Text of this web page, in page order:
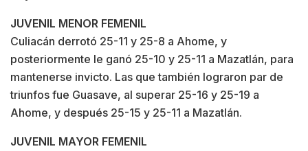
JUVENIL MENOR FEMENIL
Culiacán derrotó 25-11 y 25-8 a Ahome, y
posteriormente le ganó 25-10 y 25-11 a Mazatlán, para
mantenerse invicto. Las que también lograron par de
triunfos fue Guasave, al superar 25-16 y 25-19 a
Ahome, y después 25-15 y 25-11 a Mazatlán.
JUVENIL MAYOR FEMENIL